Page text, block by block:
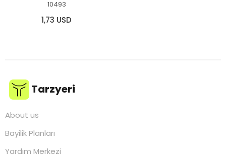
10493
1,73 USD
Tarzyeri
About us
Bayilik Planları
Yardım Merkezi